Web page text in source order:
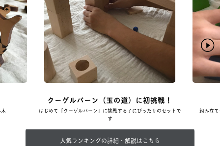
クーゲルバーン（玉の道）に初挑戦！
はじめて「クーゲルバーン」に挑戦する子にぴったりのセットで
す
組み立
人気ランキングの詳細・解説はこちら